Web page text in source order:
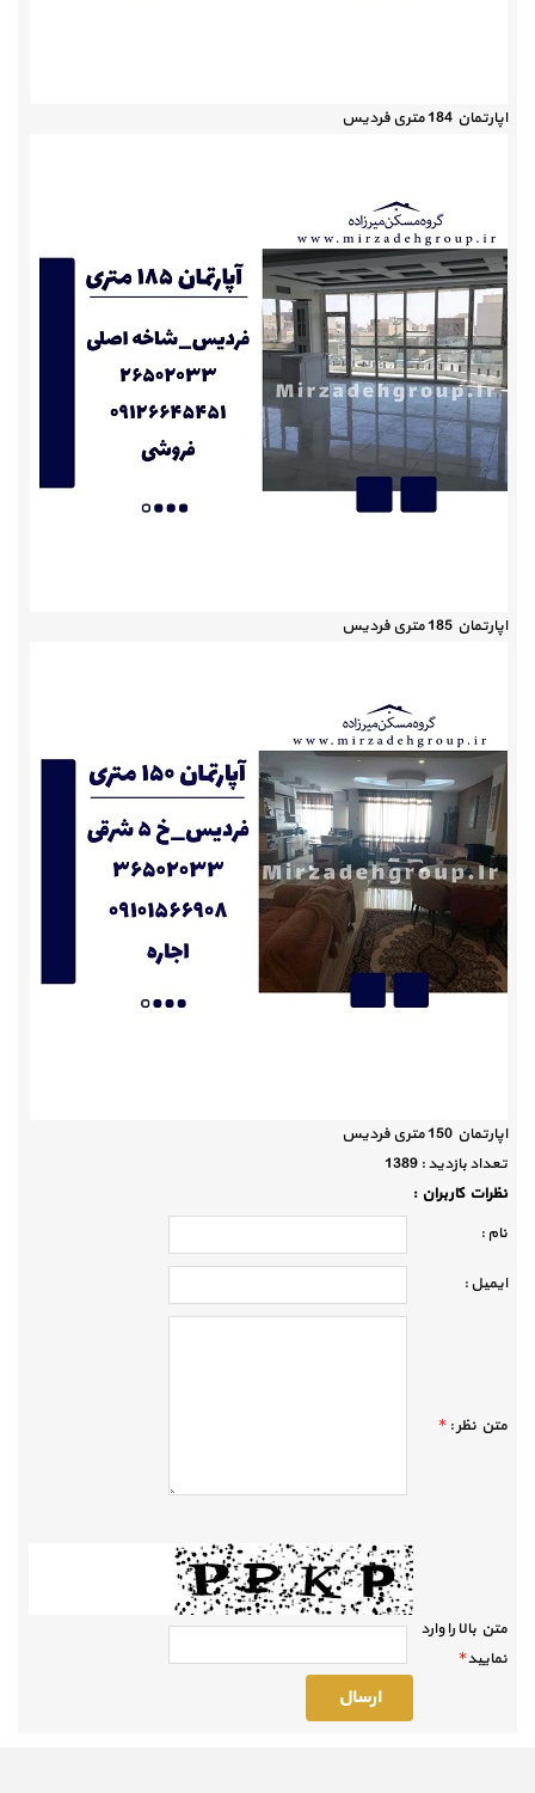
اپارتمان 184 متری فردیس
اپارتمان 185 متری فردیس
اپارتمان 150 متری فردیس
تعداد بازديد :1389
نظرات كاربران :
نام :
ايميل :
متن نظر :*
متن بالا را وارد
نماييد*